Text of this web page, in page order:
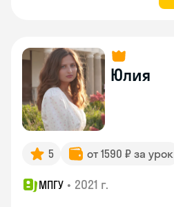
Юлия
5 от 1590 ₽ за урок
МПГУ • 2021 г.